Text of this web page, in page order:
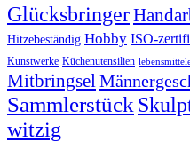
Glücksbringer
Hitzebeständig Hobby ISO-
Kunstwerke Küchenutensilien
Mitbringsel
Sammlerstück
witzig